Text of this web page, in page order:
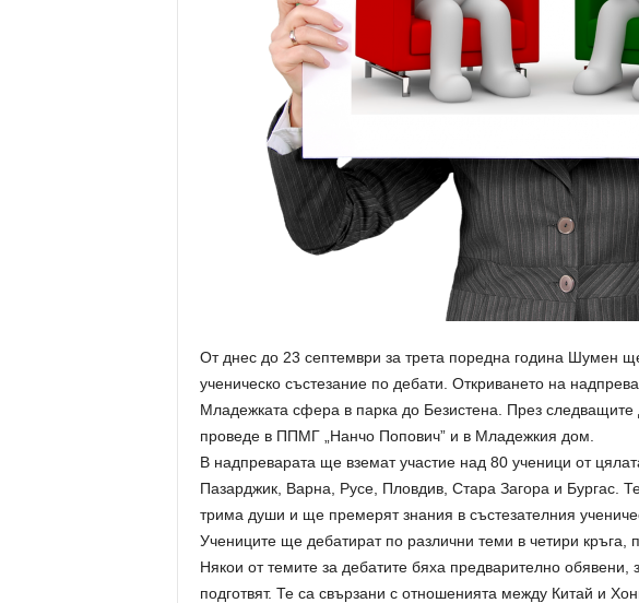
От днес до 23 септември за трета поредна година Шумен
ученическо състезание по дебати. Откриването на
Младежката сфера в парка до Безистена. През следващите
проведе в ППМГ „Нанчо Попович” и в Младежкия дом.
В надпреварата ще вземат участие над 80 ученици от
Пазарджик, Варна, Русе, Пловдив, Стара Загора и Бургас.
трима души и ще премерят знания в състезателния
Учениците ще дебатират по различни теми в четири
Някои от темите за дебатите бяха предварително обявени,
подготвят. Те са свързани с отношенията между Китай и